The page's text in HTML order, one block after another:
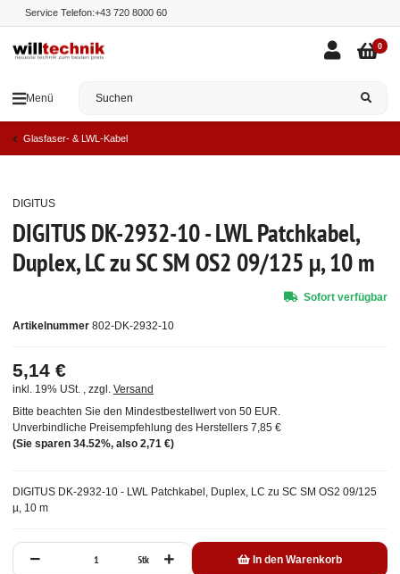
Service Telefon:+43 720 8000 60
Menü
0
Glasfaser- & LWL-Kabel
DIGITUS DK-2932-10 - LWL Patchkabel,
Duplex, LC zu SC SM OS2 09/125 µ, 10 m
Artikelnummer 802-DK-2932-10
DIGITUS
DIGITUS DK-2932-10 - LWL Patchkabel, Duplex, LC zu SC SM OS2 09/125
µ, 10 m
5,14 €
inkl. 19% USt. , zzgl. Versand
Bitte beachten Sie den Mindestbestellwert von 50 EUR.
Unverbindliche Preisempfehlung des Herstellers 7,85 €
(Sie sparen 34.52%, also 2,71 €)
Stk In den Warenkorb
Sofort verfügbar